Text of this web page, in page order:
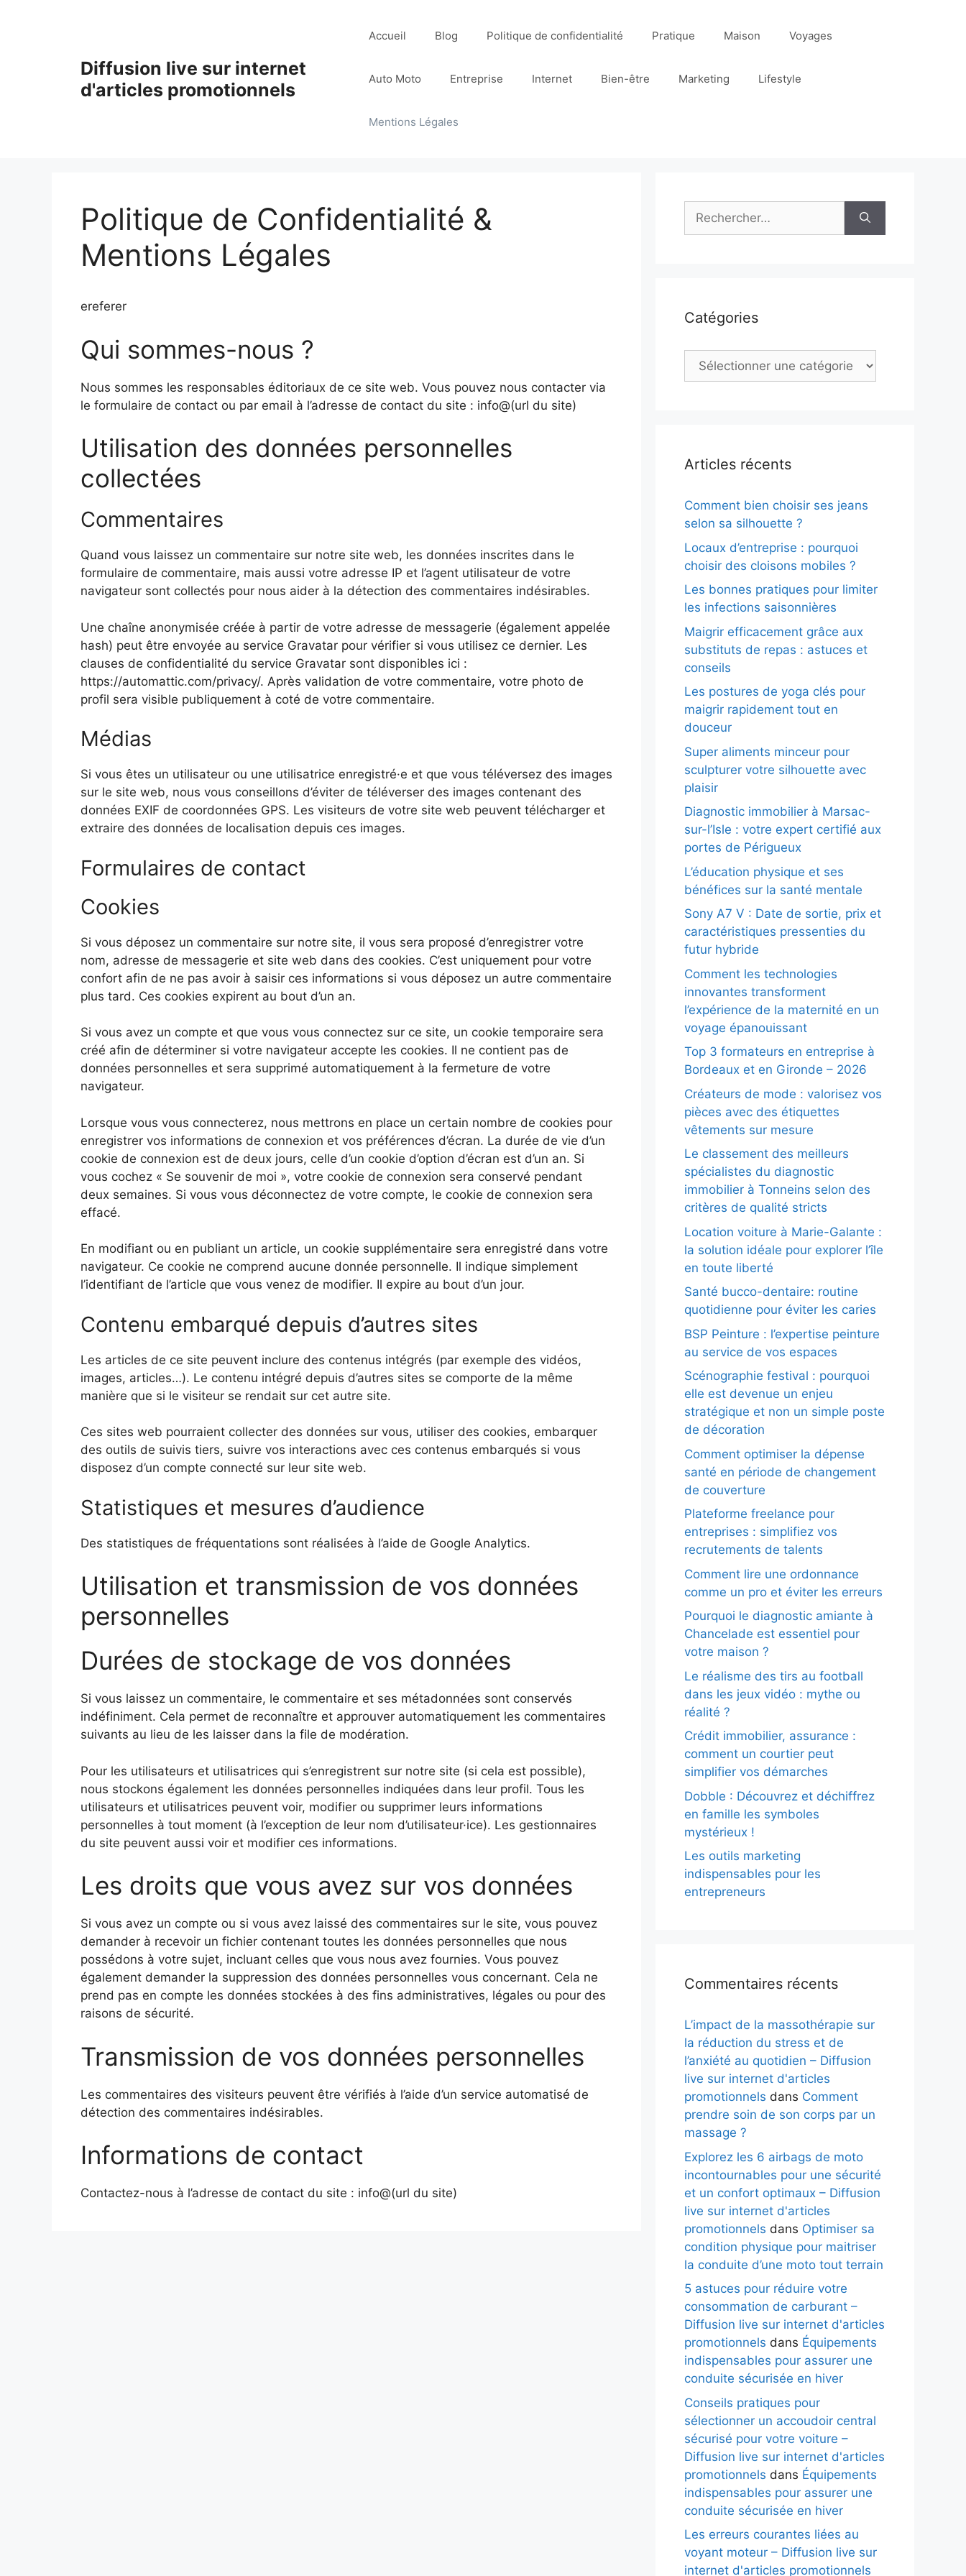
Diffusion live sur internet
d'articles promotionnels
Accueil Blog Politique de confidentialité Pratique Maison Voyages
Auto Moto Entreprise Internet Bien-être Marketing Lifestyle
Mentions Légales
Politique de Confidentialité &
Mentions Légales
ereferer
Qui sommes-nous ?
Nous sommes les responsables éditoriaux de ce site web. Vous pouvez nous contacter via
le formulaire de contact ou par email à l’adresse de contact du site : info@(url du site)
Utilisation des données personnelles
collectées
Commentaires
Quand vous laissez un commentaire sur notre site web, les données inscrites dans le
formulaire de commentaire, mais aussi votre adresse IP et l’agent utilisateur de votre
navigateur sont collectés pour nous aider à la détection des commentaires indésirables.
Une chaîne anonymisée créée à partir de votre adresse de messagerie (également appelée
hash) peut être envoyée au service Gravatar pour vérifier si vous utilisez ce dernier. Les
clauses de confidentialité du service Gravatar sont disponibles ici :
https://automattic.com/privacy/. Après validation de votre commentaire, votre photo de
profil sera visible publiquement à coté de votre commentaire.
Médias
Si vous êtes un utilisateur ou une utilisatrice enregistré·e et que vous téléversez des images
sur le site web, nous vous conseillons d’éviter de téléverser des images contenant des
données EXIF de coordonnées GPS. Les visiteurs de votre site web peuvent télécharger et
extraire des données de localisation depuis ces images.
Formulaires de contact
Cookies
Si vous déposez un commentaire sur notre site, il vous sera proposé d’enregistrer votre
nom, adresse de messagerie et site web dans des cookies. C’est uniquement pour votre
confort afin de ne pas avoir à saisir ces informations si vous déposez un autre commentaire
plus tard. Ces cookies expirent au bout d’un an.
Si vous avez un compte et que vous vous connectez sur ce site, un cookie temporaire sera
créé afin de déterminer si votre navigateur accepte les cookies. Il ne contient pas de
données personnelles et sera supprimé automatiquement à la fermeture de votre
navigateur.
Lorsque vous vous connecterez, nous mettrons en place un certain nombre de cookies pour
enregistrer vos informations de connexion et vos préférences d’écran. La durée de vie d’un
cookie de connexion est de deux jours, celle d’un cookie d’option d’écran est d’un an. Si
vous cochez « Se souvenir de moi », votre cookie de connexion sera conservé pendant
deux semaines. Si vous vous déconnectez de votre compte, le cookie de connexion sera
effacé.
En modifiant ou en publiant un article, un cookie supplémentaire sera enregistré dans votre
navigateur. Ce cookie ne comprend aucune donnée personnelle. Il indique simplement
l’identifiant de l’article que vous venez de modifier. Il expire au bout d’un jour.
Contenu embarqué depuis d’autres sites
Les articles de ce site peuvent inclure des contenus intégrés (par exemple des vidéos,
images, articles…). Le contenu intégré depuis d’autres sites se comporte de la même
manière que si le visiteur se rendait sur cet autre site.
Ces sites web pourraient collecter des données sur vous, utiliser des cookies, embarquer
des outils de suivis tiers, suivre vos interactions avec ces contenus embarqués si vous
disposez d’un compte connecté sur leur site web.
Statistiques et mesures d’audience
Des statistiques de fréquentations sont réalisées à l’aide de Google Analytics.
Utilisation et transmission de vos données
personnelles
Durées de stockage de vos données
Si vous laissez un commentaire, le commentaire et ses métadonnées sont conservés
indéfiniment. Cela permet de reconnaître et approuver automatiquement les commentaires
suivants au lieu de les laisser dans la file de modération.
Pour les utilisateurs et utilisatrices qui s’enregistrent sur notre site (si cela est possible),
nous stockons également les données personnelles indiquées dans leur profil. Tous les
utilisateurs et utilisatrices peuvent voir, modifier ou supprimer leurs informations
personnelles à tout moment (à l’exception de leur nom d’utilisateur·ice). Les gestionnaires
du site peuvent aussi voir et modifier ces informations.
Les droits que vous avez sur vos données
Si vous avez un compte ou si vous avez laissé des commentaires sur le site, vous pouvez
demander à recevoir un fichier contenant toutes les données personnelles que nous
possédons à votre sujet, incluant celles que vous nous avez fournies. Vous pouvez
également demander la suppression des données personnelles vous concernant. Cela ne
prend pas en compte les données stockées à des fins administratives, légales ou pour des
raisons de sécurité.
Transmission de vos données personnelles
Les commentaires des visiteurs peuvent être vérifiés à l’aide d’un service automatisé de
détection des commentaires indésirables.
Informations de contact
Contactez-nous à l’adresse de contact du site : info@(url du site)
Rechercher :
Catégories
Catégories
Articles récents
Comment bien choisir ses jeans
selon sa silhouette ?
Locaux d’entreprise : pourquoi
choisir des cloisons mobiles ?
Les bonnes pratiques pour limiter
les infections saisonnières
Maigrir efficacement grâce aux
substituts de repas : astuces et
conseils
Les postures de yoga clés pour
maigrir rapidement tout en
douceur
Super aliments minceur pour
sculpturer votre silhouette avec
plaisir
Diagnostic immobilier à Marsac-
sur-l’Isle : votre expert certifié aux
portes de Périgueux
L’éducation physique et ses
bénéfices sur la santé mentale
Sony A7 V : Date de sortie, prix et
caractéristiques pressenties du
futur hybride
Comment les technologies
innovantes transforment
l’expérience de la maternité en un
voyage épanouissant
Top 3 formateurs en entreprise à
Bordeaux et en Gironde – 2026
Créateurs de mode : valorisez vos
pièces avec des étiquettes
vêtements sur mesure
Le classement des meilleurs
spécialistes du diagnostic
immobilier à Tonneins selon des
critères de qualité stricts
Location voiture à Marie-Galante :
la solution idéale pour explorer l’île
en toute liberté
Santé bucco-dentaire: routine
quotidienne pour éviter les caries
BSP Peinture : l’expertise peinture
au service de vos espaces
Scénographie festival : pourquoi
elle est devenue un enjeu
stratégique et non un simple poste
de décoration
Comment optimiser la dépense
santé en période de changement
de couverture
Plateforme freelance pour
entreprises : simplifiez vos
recrutements de talents
Comment lire une ordonnance
comme un pro et éviter les erreurs
Pourquoi le diagnostic amiante à
Chancelade est essentiel pour
votre maison ?
Le réalisme des tirs au football
dans les jeux vidéo : mythe ou
réalité ?
Crédit immobilier, assurance :
comment un courtier peut
simplifier vos démarches
Dobble : Découvrez et déchiffrez
en famille les symboles
mystérieux !
Les outils marketing
indispensables pour les
entrepreneurs
Commentaires récents
L’impact de la massothérapie sur
la réduction du stress et de
l’anxiété au quotidien – Diffusion
live sur internet d'articles
promotionnels dans Comment
prendre soin de son corps par un
massage ?
Explorez les 6 airbags de moto
incontournables pour une sécurité
et un confort optimaux – Diffusion
live sur internet d'articles
promotionnels dans Optimiser sa
condition physique pour maitriser
la conduite d’une moto tout terrain
5 astuces pour réduire votre
consommation de carburant –
Diffusion live sur internet d'articles
promotionnels dans Équipements
indispensables pour assurer une
conduite sécurisée en hiver
Conseils pratiques pour
sélectionner un accoudoir central
sécurisé pour votre voiture –
Diffusion live sur internet d'articles
promotionnels dans Équipements
indispensables pour assurer une
conduite sécurisée en hiver
Les erreurs courantes liées au
voyant moteur – Diffusion live sur
internet d'articles promotionnels